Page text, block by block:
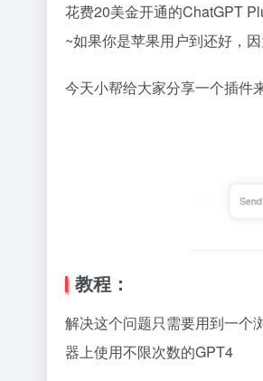
花费20美金开通的ChatGPT
~如果你是苹果用户到还好，
今天小帮给大家分享一个插件
教程：
解决这个问题只需要用到一个
器上使用不限次数的GPT4